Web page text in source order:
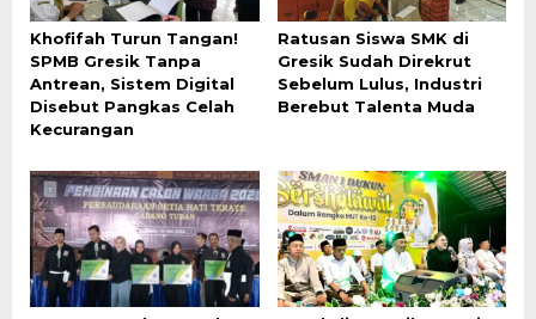
Khofifah Turun Tangan!
SPMB Gresik Tanpa
Antrean, Sistem Digital
Disebut Pangkas Celah
Kecurangan
Ratusan Siswa SMK di
Gresik Sudah Direkrut
Sebelum Lulus, Industri
Berebut Talenta Muda